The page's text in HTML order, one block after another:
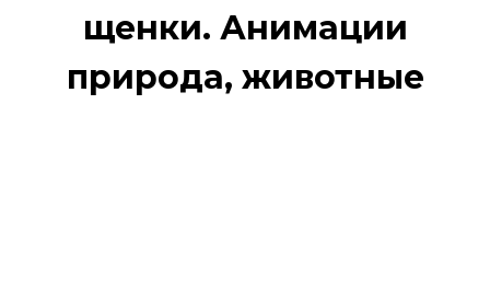
щенки. Анимации
природа, животные